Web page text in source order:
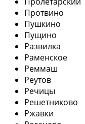
Протвино
Пушкино
Пущино
Развилка
Раменское
Реммаш
Реутов
Речицы
Решетниково
Ржавки